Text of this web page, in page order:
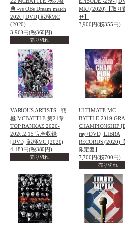
典 -vs OBs Dream match
2020 [DVD] 戦極MC
(2020)
3,960円(税360円)
売り切れ
MRJ (2020)【取り
せ】
3,900円(税355円)
VARIOUS ARTISTS - 戦
極 MCBATTLE 第21章
TOP RANKAZ 2020-
2020.2.15 完全収録
[DVD] 戦極MC (2020)
4,180円(税380円)
売り切れ
ULTIMATE MC
BATTLE 2019
CHAMPIONSHIP
ray+DVD] LIBRA
RECORDS (2020)
限定盤】
7,700円(税700円)
売り切れ